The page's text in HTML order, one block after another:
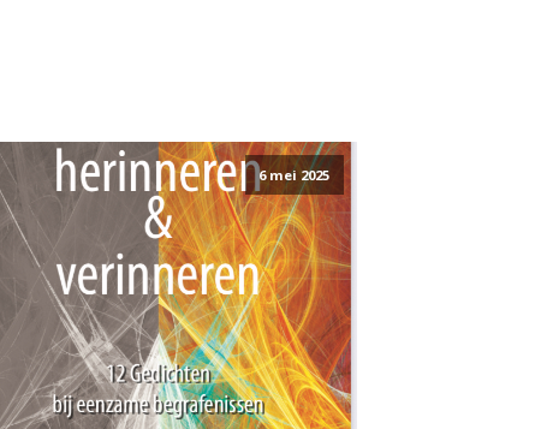
6 mei 2025